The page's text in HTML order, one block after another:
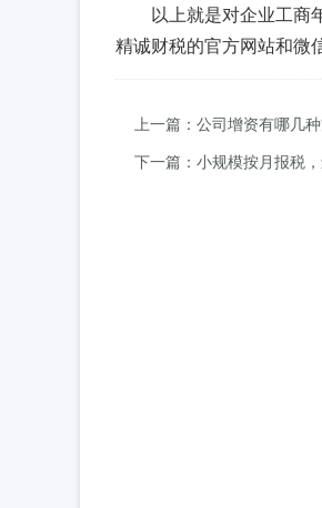
以上就是对企业工商
精诚财税的官方网站和微
上一篇：公司增资有哪几
下一篇：小规模按月报税